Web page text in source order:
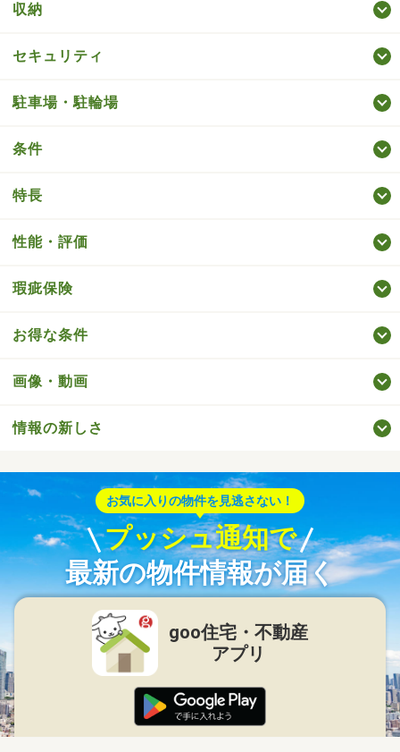
収納
セキュリティ
駐車場・駐輪場
条件
特長
性能・評価
瑕疵保険
お得な条件
画像・動画
情報の新しさ
お気に入りの物件を見逃さない！
プッシュ通知で
最新の物件情報が届く
goo住宅・不動産
アプリ